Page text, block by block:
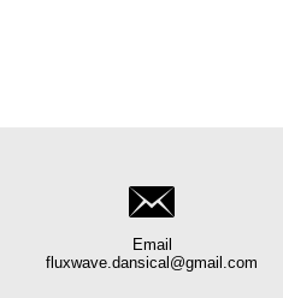
Email
fluxwave.dansical@gmail.com